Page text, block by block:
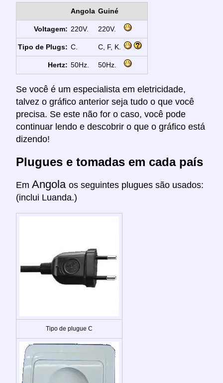
Angola Guiné
Voltagem: 220V. 220V.
Tipo de Plugs: C. C, F, K.
Hertz: 50Hz. 50Hz.
Se você é um especialista em eletricidade,
talvez o gráfico anterior seja tudo o que você
precisa. Se este não for o caso, você pode
continuar lendo e descobrir o que o gráfico está
dizendo!
Plugues e tomadas em cada país
Em Angola os seguintes plugues são usados:
(inclui Luanda.)
Tipo de plugue C